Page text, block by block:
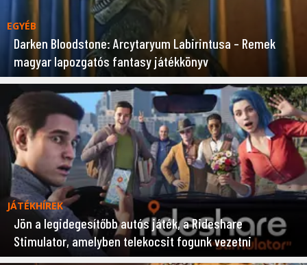
EGYÉB
Darken Bloodstone: Arcytaryum Labirintusa – Remek
magyar lapozgatós fantasy játékkönyv
JÁTÉKHÍREK
Jön a legidegesítőbb autós játék, a Rideshare
Stimulator, amelyben telekocsit fogunk vezetni